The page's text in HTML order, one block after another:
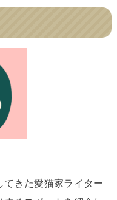
てきた愛猫家ライター